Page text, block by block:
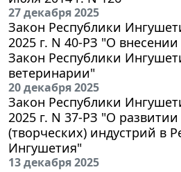
27 декабря 2025
Закон Республики
2025 г. N 40-РЗ "О
Закон Республики
ветеринарии"
20 декабря 2025
Закон Республики
2025 г. N 37-РЗ "О
(творческих) индустрий в
Ингушетия"
13 декабря 2025